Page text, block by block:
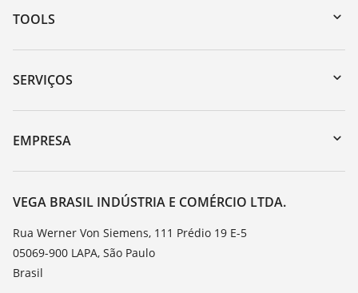
TOOLS
Downloads
Busca por número de série
DTM Collection/PACTware
SERVIÇOS
Retorno do dispositivo
Suporte
Constantes dielétricas
EMPRESA
Sobre a VEGA
Contato
Noticias
Imprensa
Blog
VEGA BRASIL INDÚSTRIA E COMÉRCIO LTDA.
Rua Werner Von Siemens, 111 Prédio 19 E-5
05069-900 LAPA, São Paulo
Brasil